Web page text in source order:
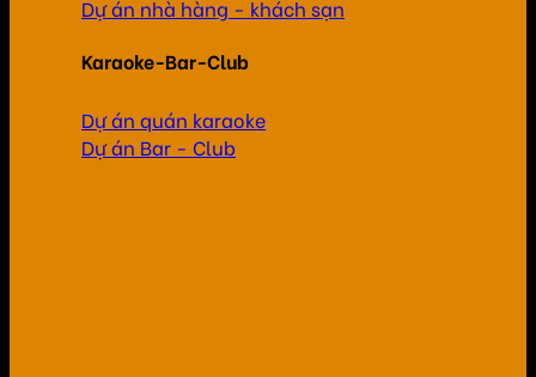
Dự án nhà hàng - khách sạn
Karaoke-Bar-Club
Dự án quán karaoke
Dự án Bar - Club